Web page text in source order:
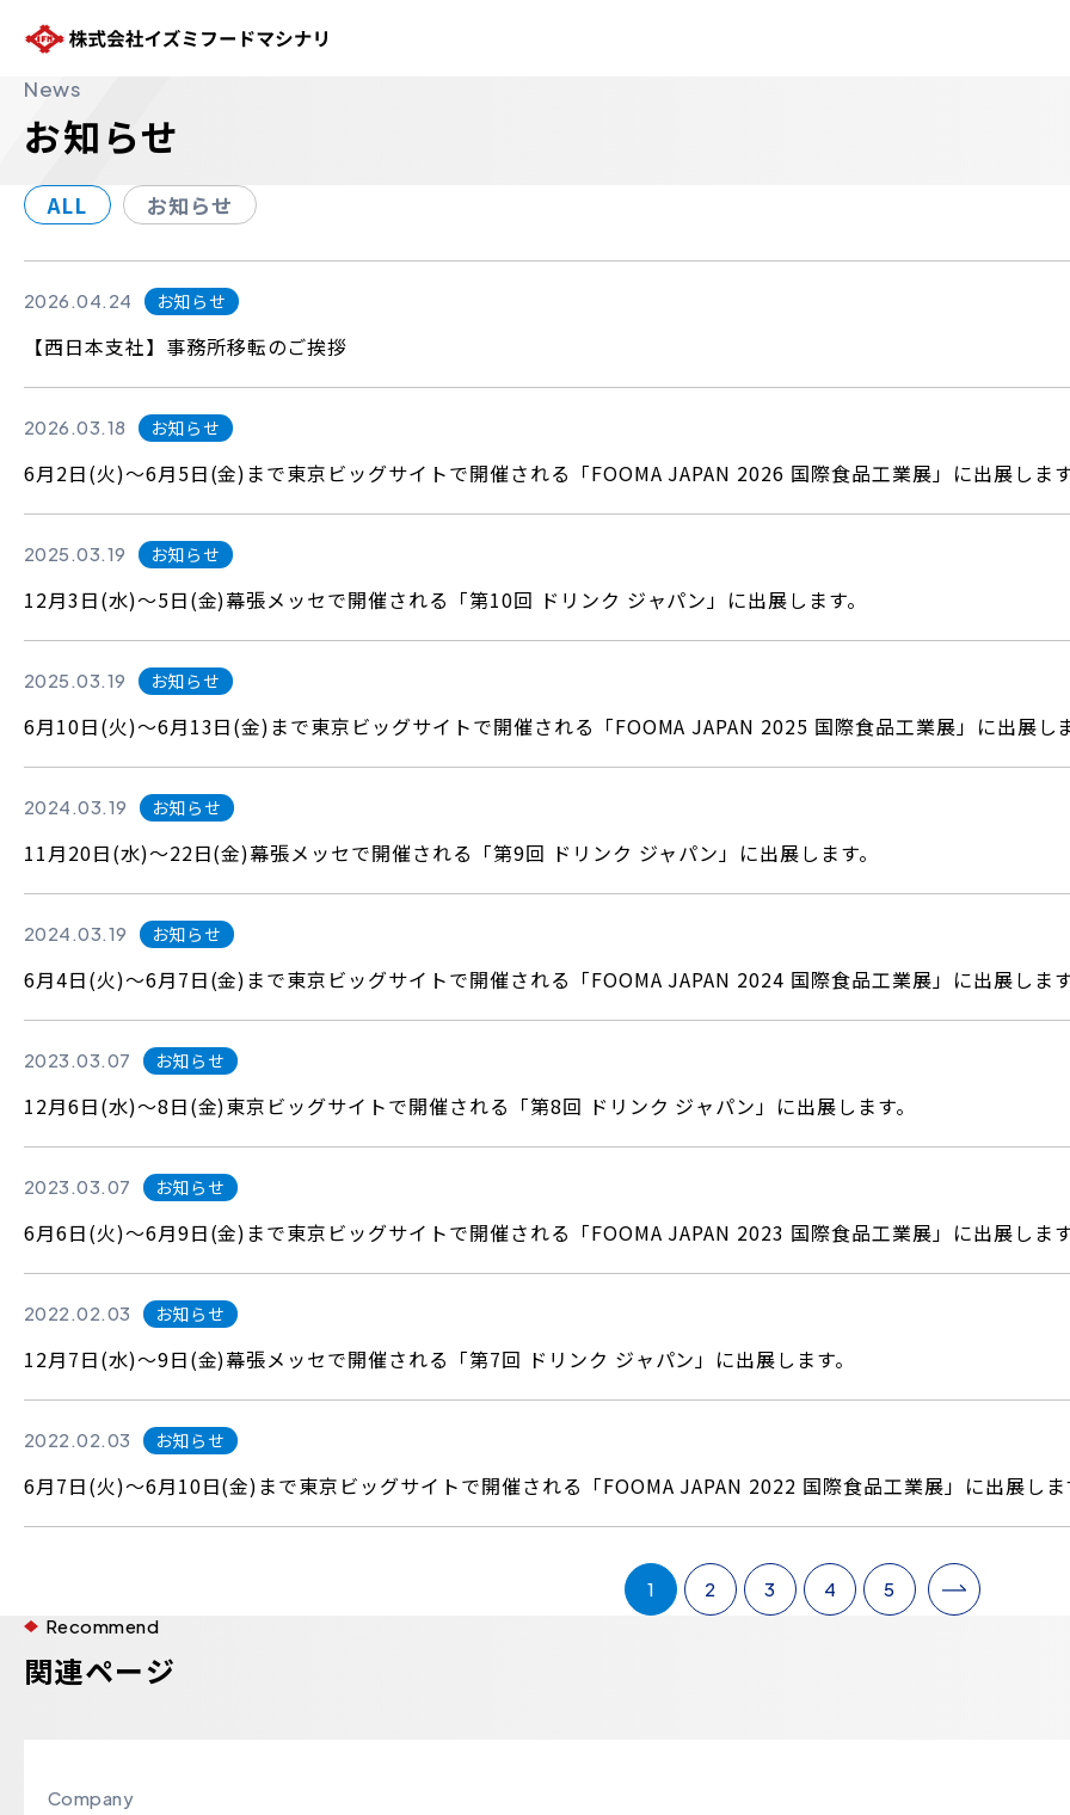
株式会社イズミフードマシナリ
News
お知らせ
ALL お知らせ
2026.04.24 お知らせ
【西日本支社】事務所移転のご挨拶
2026.03.18 お知らせ
6月2日(火)～6月5日(金)まで東京ビッグサイトで開催される「FOOMA JAPAN 2026 国際食品工業展」に出展します
2025.03.19 お知らせ
12月3日(水)～5日(金)幕張メッセで開催される「第10回 ドリンク ジャパン」に出展します。
2025.03.19 お知らせ
6月10日(火)～6月13日(金)まで東京ビッグサイトで開催される「FOOMA JAPAN 2025 国際食品工業展」に出展しま
2024.03.19 お知らせ
11月20日(水)～22日(金)幕張メッセで開催される「第9回 ドリンク ジャパン」に出展します。
2024.03.19 お知らせ
6月4日(火)～6月7日(金)まで東京ビッグサイトで開催される「FOOMA JAPAN 2024 国際食品工業展」に出展します
2023.03.07 お知らせ
12月6日(水)～8日(金)東京ビッグサイトで開催される「第8回 ドリンク ジャパン」に出展します。
2023.03.07 お知らせ
6月6日(火)～6月9日(金)まで東京ビッグサイトで開催される「FOOMA JAPAN 2023 国際食品工業展」に出展します
2022.02.03 お知らせ
12月7日(水)～9日(金)幕張メッセで開催される「第7回 ドリンク ジャパン」に出展します。
2022.02.03 お知らせ
6月7日(火)～6月10日(金)まで東京ビッグサイトで開催される「FOOMA JAPAN 2022 国際食品工業展」に出展しま
1 2 3 4 5
Recommend
関連ページ
Company